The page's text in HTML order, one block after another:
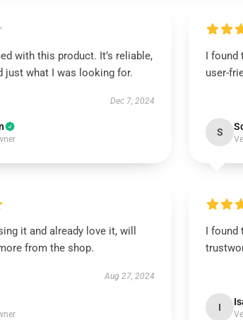
with this product. It’s reliable,
just what I was looking for.
Dec 7, 2024
I found
user-
S
it and already love it, will
from the shop.
Aug 27, 2024
I found
I